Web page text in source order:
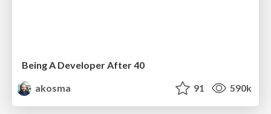
Being A Developer After 40
akosma
91 590k